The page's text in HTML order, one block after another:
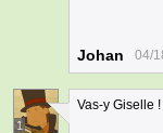
Johan 04/
1
Vas-y Giselle